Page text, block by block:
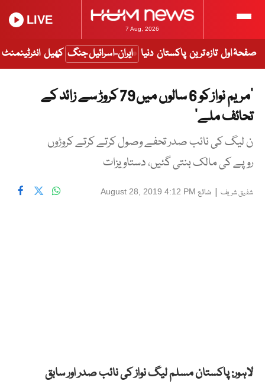
7 Aug, 2026
LIVE
صفحۂ اول تازہ ترین پاکستان دنیا ایران-اسرائیل جنگ کھیل انٹرٹینمنٹ
’مریم نواز کو 6 سالوں میں 79 کروڑ سے زائد کے
تحائف ملے‘
ن لیگ کی نائب صدر تحفے وصول کرتے کرتے کروڑوں
روپے کی مالک بنتی گئیں، دستاویزات
شفیق شریف | شائع August 28, 2019 4:12 PM
لاہور: پاکستان مسلم لیگ نواز کی نائب صدر اور سابق